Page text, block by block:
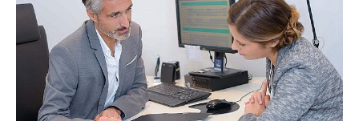
Berater, Coaches, Dozenten
Kontakt